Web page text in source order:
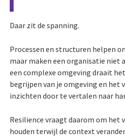
Daar zit de spanning.
Processen en structuren helpen
maar maken een organisatie niet
een complexe omgeving draait
begrijpen van je omgeving en het
inzichten door te vertalen naar
Resilience vraagt daarom om het
houden terwijl de context